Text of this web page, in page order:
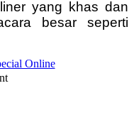
yang khas dan
besar seperti